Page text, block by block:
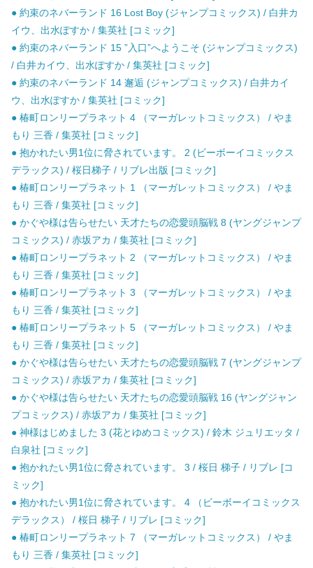
● 約束のネバーランド 16 Lost Boy (ジャンプコミックス) / 白井カ
イウ、出水ぽすか / 集英社 [コミック]
● 約束のネバーランド 15 ”入口”へようこそ (ジャンプコミックス)
/ 白井カイウ、出水ぽすか / 集英社 [コミック]
● 約束のネバーランド 14 邂逅 (ジャンプコミックス) / 白井カイ
ウ、出水ぽすか / 集英社 [コミック]
● 椿町ロンリープラネット 4 （マーガレットコミックス） / やま
もり 三香 / 集英社 [コミック]
● 抱かれたい男1位に脅されています。 2 (ビーボーイコミックス
デラックス) / 桜日梯子 / リブレ出版 [コミック]
● 椿町ロンリープラネット 1 （マーガレットコミックス） / やま
もり 三香 / 集英社 [コミック]
● かぐや様は告らせたい 天才たちの恋愛頭脳戦 8 (ヤングジャンプ
コミックス) / 赤坂アカ / 集英社 [コミック]
● 椿町ロンリープラネット 2 （マーガレットコミックス） / やま
もり 三香 / 集英社 [コミック]
● 椿町ロンリープラネット 3 （マーガレットコミックス） / やま
もり 三香 / 集英社 [コミック]
● 椿町ロンリープラネット 5 （マーガレットコミックス） / やま
もり 三香 / 集英社 [コミック]
● かぐや様は告らせたい 天才たちの恋愛頭脳戦 7 (ヤングジャンプ
コミックス) / 赤坂アカ / 集英社 [コミック]
● かぐや様は告らせたい 天才たちの恋愛頭脳戦 16 (ヤングジャン
プコミックス) / 赤坂アカ / 集英社 [コミック]
● 神様はじめました 3 (花とゆめコミックス) / 鈴木 ジュリエッタ /
白泉社 [コミック]
● 抱かれたい男1位に脅されています。 3 / 桜日 梯子 / リブレ [コ
ミック]
● 抱かれたい男1位に脅されています。 4 （ビーボーイコミックス
デラックス） / 桜日 梯子 / リブレ [コミック]
● 椿町ロンリープラネット 7 （マーガレットコミックス） / やま
もり 三香 / 集英社 [コミック]